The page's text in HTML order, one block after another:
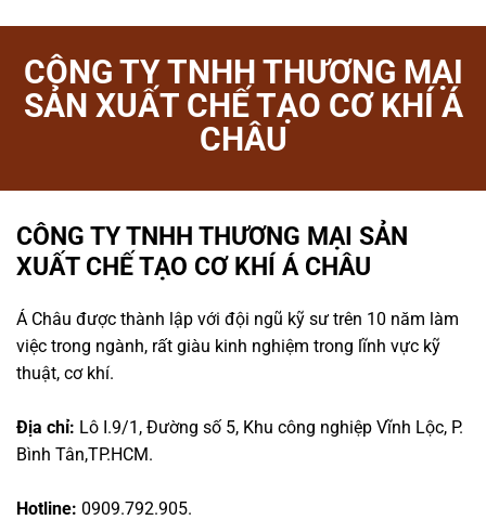
CÔNG TY TNHH THƯƠNG MẠI
SẢN XUẤT CHẾ TẠO CƠ KHÍ Á
CHÂU
CÔNG TY TNHH THƯƠNG MẠI SẢN
XUẤT CHẾ TẠO CƠ KHÍ Á CHÂU
Á Châu được thành lập với đội ngũ kỹ sư trên 10 năm làm
việc trong ngành, rất giàu kinh nghiệm trong lĩnh vực kỹ
thuật, cơ khí.
Địa chỉ: Lô I.9/1, Đường số 5, Khu công nghiệp Vĩnh Lộc, P.
Bình Tân,TP.HCM.
Hotline: 0909.792.905.